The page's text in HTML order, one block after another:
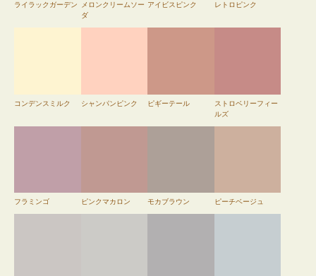
ライラックガーデン
メロンクリームソー
ダ
アイビスピンク レトロピンク
コンデンスミルク シャンパンピンク ピギーテール
ストロベリーフィー
ルズ
フラミンゴ ピンクマカロン モカブラウン ピーチベージュ